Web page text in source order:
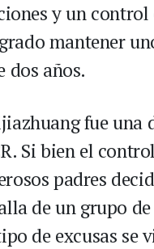
y un control
mantener
dos años.
fue una
Si bien el
padres
de un grupo
de excusas se